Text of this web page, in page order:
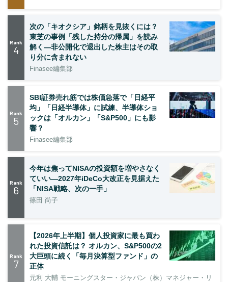
Rank
4
次の「キオクシア」銘柄を見抜くには？
東芝の事例「残した持分の帰属」を読み
解く—非公開化で退出した株主はその取
り分に含まれない
Finasee編集部
Rank
5
SBI証券売れ筋では株価急落で「日経平
均」「日経半導体」に試練、半導体ショ
ックは「オルカン」「S&P500」にも影
響？
Finasee編集部
Rank
6
今年は焦ってNISAの投資額を増やさなく
ていい―2027年iDeCo大改正を見据えた
「NISA戦略、次の一手」
篠田 尚子
Rank
7
【2026年上半期】個人投資家に最も買わ
れた投資信託は？ オルカン、S&P500の2
大巨頭に続く「毎月決算型ファンド」の
正体
元利 大輔 モーニングスター・ジャパン（株）マネジャー・リ